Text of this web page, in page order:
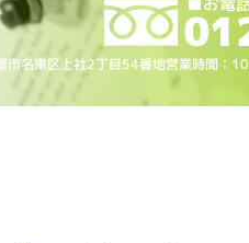
名東区上社2丁目54番地営業時間：10